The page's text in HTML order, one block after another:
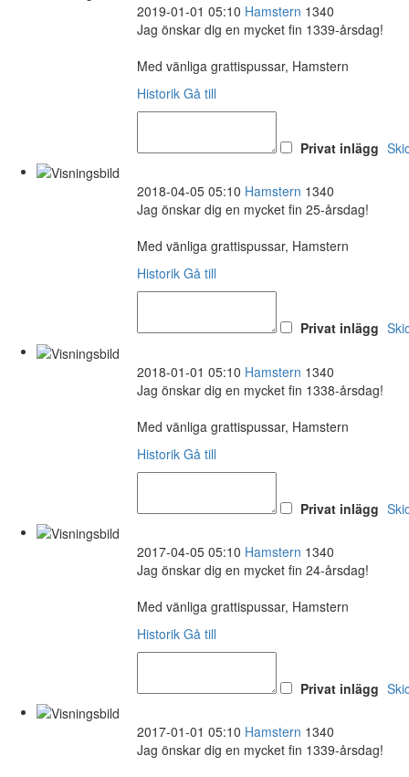
2019-01-01 05:10 Hamstern 1340
Jag önskar dig en mycket fin 1339-årsdag!
Med vänliga grattispussar, Hamstern
Historik Gå till
Privat inlägg
2018-04-05 05:10 Hamstern 1340
Jag önskar dig en mycket fin 25-årsdag!
Med vänliga grattispussar, Hamstern
Historik Gå till
Privat inlägg
2018-01-01 05:10 Hamstern 1340
Jag önskar dig en mycket fin 1338-årsdag!
Med vänliga grattispussar, Hamstern
Historik Gå till
Privat inlägg
2017-04-05 05:10 Hamstern 1340
Jag önskar dig en mycket fin 24-årsdag!
Med vänliga grattispussar, Hamstern
Historik Gå till
Privat inlägg
2017-01-01 05:10 Hamstern 1340
Jag önskar dig en mycket fin 1339-årsdag!